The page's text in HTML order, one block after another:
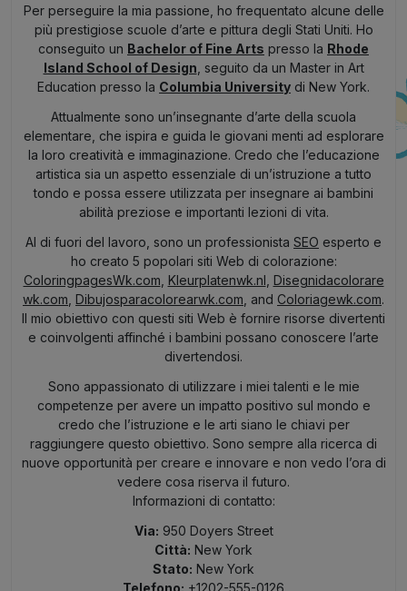
Per perseguire la mia passione, ho frequentato alcune delle
più prestigiose scuole d’arte e pittura degli Stati Uniti. Ho
conseguito un Bachelor of Fine Arts presso la Rhode
Island School of Design, seguito da un Master in Art
Education presso la Columbia University di New York.
Attualmente sono un’insegnante d’arte della scuola
elementare, che ispira e guida le giovani menti ad esplorare
la loro creatività e immaginazione. Credo che l’educazione
artistica sia un aspetto essenziale di un’istruzione a tutto
tondo e possa essere utilizzata per insegnare ai bambini
abilità preziose e importanti lezioni di vita.
Al di fuori del lavoro, sono un professionista SEO esperto e
ho creato 5 popolari siti Web di colorazione:
ColoringpagesWk.com, Kleurplatenwk.nl, Disegnidacolorare
wk.com, Dibujosparacolorearwk.com, and Coloriagewk.com.
Il mio obiettivo con questi siti Web è fornire risorse divertenti
e coinvolgenti affinché i bambini possano conoscere l’arte
divertendosi.
Sono appassionato di utilizzare i miei talenti e le mie
competenze per avere un impatto positivo sul mondo e
credo che l’istruzione e le arti siano le chiavi per
raggiungere questo obiettivo. Sono sempre alla ricerca di
nuove opportunità per creare e innovare e non vedo l’ora di
vedere cosa riserva il futuro.
Informazioni di contatto:
Via: 950 Doyers Street
Città: New York
Stato: New York